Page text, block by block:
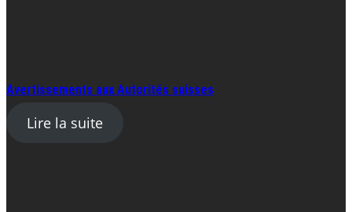
Avertissements aux Autorités suisses
Lire la suite